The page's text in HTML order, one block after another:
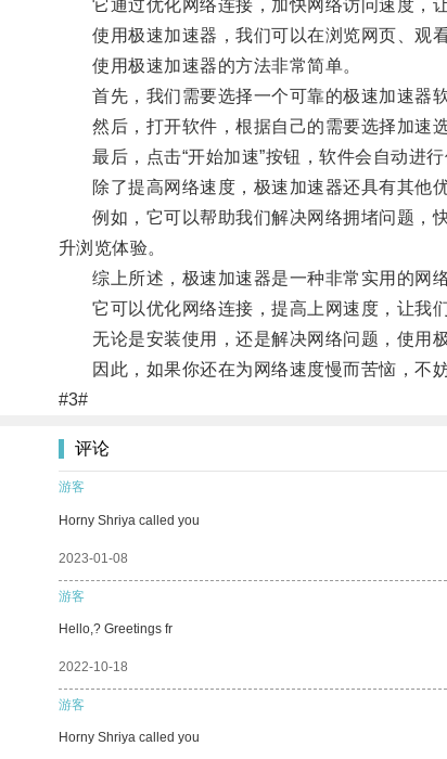
它通过优化网络连接，加快网络访问速度，让
使用极速加速器，我们可以在浏览网页、观看
使用极速加速器的方法非常简单。
首先，我们需要选择一个可靠的极速加速器软
然后，打开软件，根据自己的需要选择加速选
最后，点击“开始加速”按钮，软件会自动进行
除了提高网络速度，极速加速器还具有其他优
例如，它可以帮助我们解决网络拥堵问题，快
升浏览体验。
综上所述，极速加速器是一种非常实用的网络
它可以优化网络连接，提高上网速度，让我们
无论是安装使用，还是解决网络问题，使用极
因此，如果你还在为网络速度慢而苦恼，不妨
#3#
评论
游客
Horny Shriya called you
2023-01-08
游客
Hello,? Greetings fr
2022-10-18
游客
Horny Shriya called you